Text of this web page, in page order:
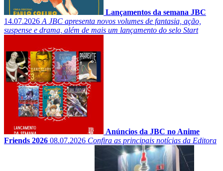
Lançamentos da semana JBC
14.07.2026 A JBC apresenta novos volumes de fantasia, ação,
suspense e drama, além de mais um lançamento do selo Start
Anúncios da JBC no Anime
Friends 2026 08.07.2026 Confira as principais notícias da Editora